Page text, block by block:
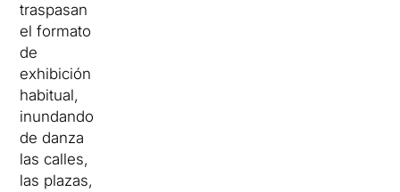
traspasan
el formato
de
exhibición
habitual,
inundando
de danza
las calles,
las plazas,